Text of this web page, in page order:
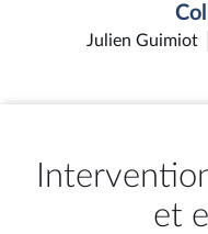
Julien Guimiot
et